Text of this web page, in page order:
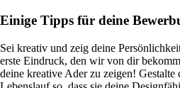
Einige Tipps für deine
Sei kreativ und zeig deine
erste Eindruck, den wir von dir
deine kreative Ader zu zeigen! Gestalte